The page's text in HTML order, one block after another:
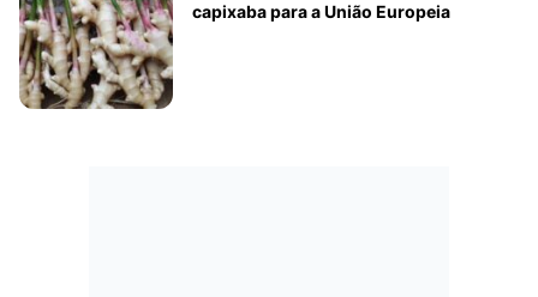
capixaba para a União Europeia